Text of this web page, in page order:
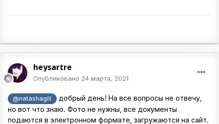
heysartre
Опубликовано 24 марта, 2021
@natashagill
добрый день! На все вопросы не отвечу,
но вот что знаю. Фото не нужны, все документы
подаются в электронном формате, загружаются на сайт.